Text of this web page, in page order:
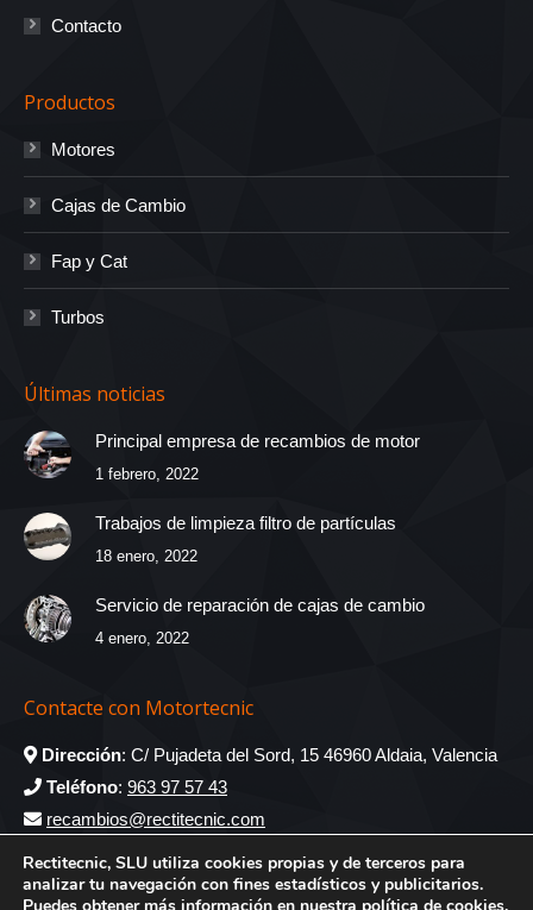
Contacto
Productos
Motores
Cajas de Cambio
Fap y Cat
Turbos
Últimas noticias
Principal empresa de recambios de motor
1 febrero, 2022
Trabajos de limpieza filtro de partículas
18 enero, 2022
Servicio de reparación de cajas de cambio
4 enero, 2022
Contacte con Motortecnic
Dirección: C/ Pujadeta del Sord, 15 46960 Aldaia, Valencia
Teléfono: 963 97 57 43
recambios@rectitecnic.com
Encuéntranos en:
Rectitecnic, SLU utiliza cookies propias y de terceros para
analizar tu navegación con fines estadísticos y publicitarios.